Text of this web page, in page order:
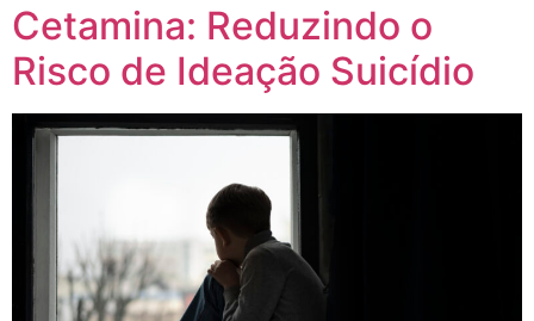
Cetamina: Reduzindo o
Risco de Ideação Suicídio